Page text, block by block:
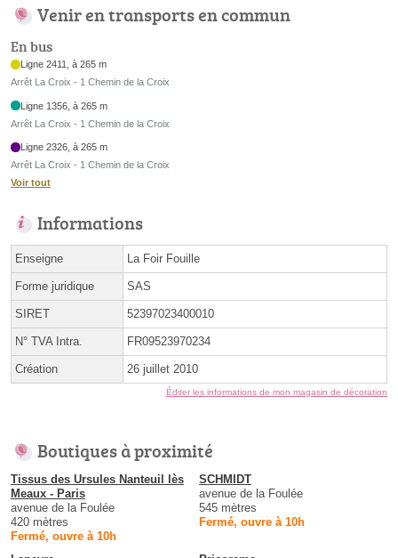
Venir en transports en commun
En bus
Ligne 2411, à 265 m
Arrêt La Croix - 1 Chemin de la Croix
Ligne 1356, à 265 m
Arrêt La Croix - 1 Chemin de la Croix
Ligne 2326, à 265 m
Arrêt La Croix - 1 Chemin de la Croix
Voir tout
Informations
Enseigne La Foir Fouille
Forme juridique SAS
SIRET 52397023400010
N° TVA Intra. FR09523970234
Création 26 juillet 2010
Éditer les informations de mon magasin de décoration
Boutiques à proximité
Tissus des Ursules Nanteuil lès
Meaux - Paris
avenue de la Foulée
420 mètres
Fermé, ouvre à 10h
SCHMIDT
avenue de la Foulée
545 mètres
Fermé, ouvre à 10h